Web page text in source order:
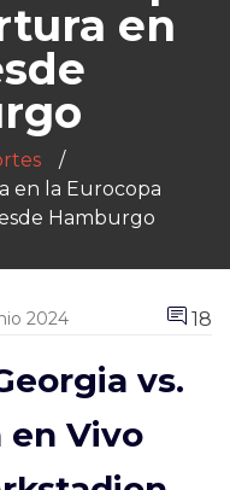
en
en la Eurocopa
Hamburgo
2024 18
vs.
en Vivo